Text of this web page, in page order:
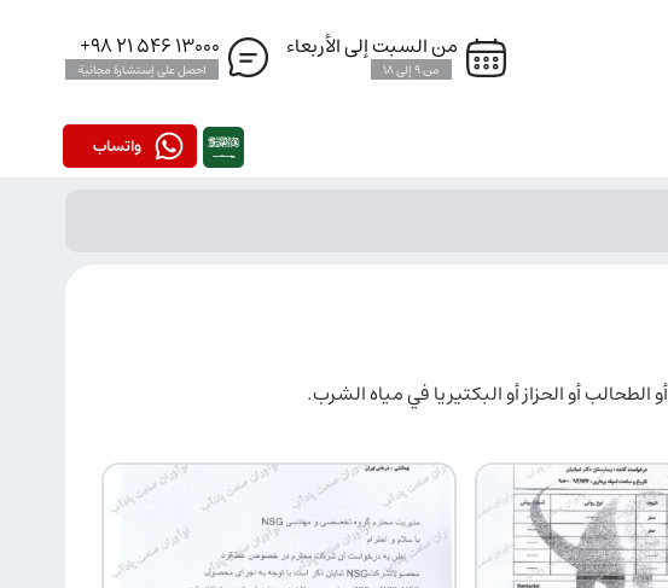
من السبت إلى الأربعاء
من 9 إلى 18
13000 546 21 98+
احصل على إستشارة مجانية
واتساب